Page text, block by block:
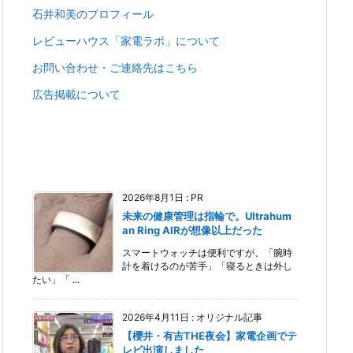
石井和美のプロフィール
レビューハウス「家電ラボ」について
お問い合わせ・ご連絡先はこちら
広告掲載について
2026年8月1日 : PR
未来の健康管理は指輪で。Ultrahum
an Ring AIRが想像以上だった
スマートウォッチは便利ですが、「腕時
計を着けるのが苦手」「寝るときは外し
たい」「 ...
2026年4月11日 : オリジナル記事
【櫻井・有吉THE夜会】家電企画でテ
レビ出演しました